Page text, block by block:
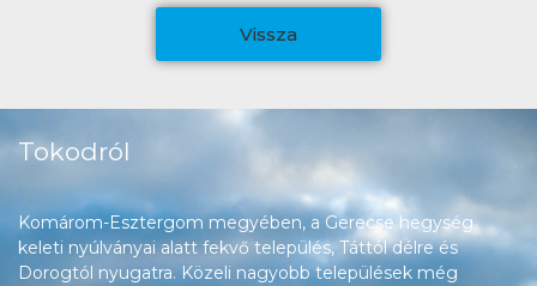
Vissza
Tokodról
Komárom-Esztergom megyében, a Gerecse hegység
keleti nyúlványai alatt fekvő település, Táttól délre és
Dorogtól nyugatra. Közeli nagyobb települések még